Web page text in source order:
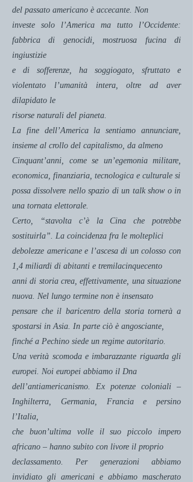
del passato americano è accecante. Non
investe solo l’America ma tutto l’Occidente:
fabbrica di genocidi, mostruosa fucina di
ingiustizie
e di sofferenze, ha soggiogato, sfruttato e
violentato l’umanità intera, oltre ad aver
dilapidato le
risorse naturali del pianeta.
La fine dell’America la sentiamo annunciare,
insieme al crollo del capitalismo, da almeno
Cinquant’anni, come se un’egemonia militare,
economica, finanziaria, tecnologica e culturale si
possa dissolvere nello spazio di un talk show o in
una tornata elettorale.
Certo, “stavolta c’è la Cina che potrebbe
sostituirla”. La coincidenza fra le molteplici
debolezze americane e l’ascesa di un colosso con
1,4 miliardi di abitanti e tremilacinquecento
anni di storia crea, effettivamente, una situazione
nuova. Nel lungo termine non è insensato
pensare che il baricentro della storia tornerà a
spostarsi in Asia. In parte ciò è angosciante,
finché a Pechino siede un regime autoritario.
Una verità scomoda e imbarazzante riguarda gli
europei. Noi europei abbiamo il Dna
dell’antiamericanismo. Ex potenze coloniali –
Inghilterra, Germania, Francia e persino
l’Italia,
che buon’ultima volle il suo piccolo impero
africano – hanno subito con livore il proprio
declassamento. Per generazioni abbiamo
invidiato gli americani e abbiamo mascherato